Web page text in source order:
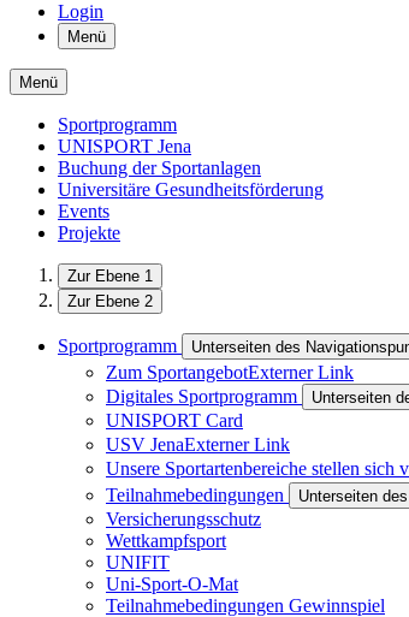
Login
Menü
Menü
Sportprogramm
UNISPORT Jena
Buchung der Sportanlagen
Universitäre Gesundheitsförderung
Events
Projekte
Zur Ebene 1
Zur Ebene 2
Sportprogramm Unterseiten des
Zum SportangebotExterner Link
Digitales Sportprogramm
Unterseiten
UNISPORT Card
USV JenaExterner Link
Unsere Sportartenbereiche stellen sich
Teilnahmebedingungen Unterseiten
Versicherungsschutz
Wettkampfsport
UNIFIT
Uni-Sport-O-Mat
Teilnahmebedingungen Gewinnspiel